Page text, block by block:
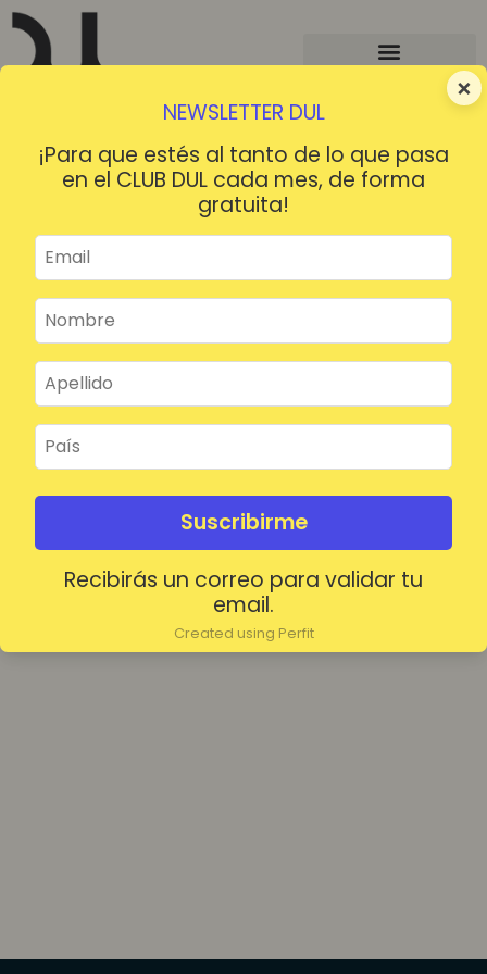
×
NEWSLETTER DUL
¡Para que estés al tanto de lo que pasa
en el CLUB DUL cada mes, de forma
gratuita!
Suscribirme
Recibirás un correo para validar tu
email.
Created using Perfit
¡HOLA!
Mantenerme conectado
Acceder